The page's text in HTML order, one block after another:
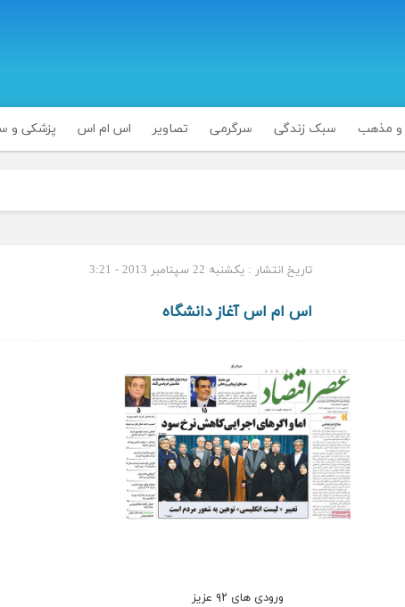
و مذهب سبک زندگی سرگرمی تصاویر اس ام اس پزشکی و
تاریخ انتشار : یکشنبه 22 سپتامبر 2013 - 3:21
اس ام اس آغاز دانشگاه
ورودی های ۹۲ عزیز